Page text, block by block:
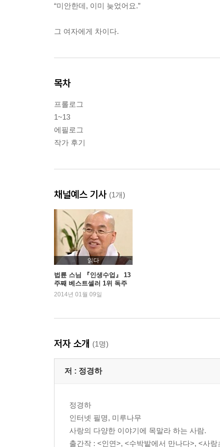
“미안한데, 이미 늦었어요.”
그 여자에게 차이다.
목차
프롤로그
1~13
에필로그
작가 후기
채널예스 기사 (1개)
읽다
법륜 스님 『인생수업』 13
주째 베스트셀러 1위 독주
2014년 01월 09일
저자 소개 (1명)
저 : 정경하
정경하
인터넷 필명, 미루나무
사랑의 다양한 이야기에 목말라 하는 사람.
출간작 : <인연>, <수박밭에서 만나다>, <사